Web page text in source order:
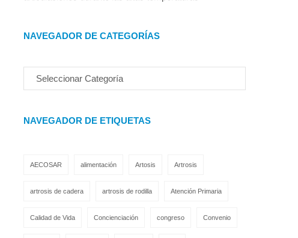
NAVEGADOR DE CATEGORÍAS
NAVEGADOR DE ETIQUETAS
AECOSAR alimentación Artosis Artrosis
artrosis de cadera artrosis de rodilla Atención Primaria
Calidad de Vida Concienciación congreso Convenio